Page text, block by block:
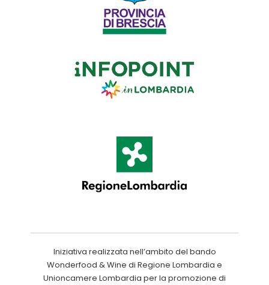
Iniziativa realizzata nell’ambito del bando
Wonderfood & Wine di Regione Lombardia e
Unioncamere Lombardia per la promozione di